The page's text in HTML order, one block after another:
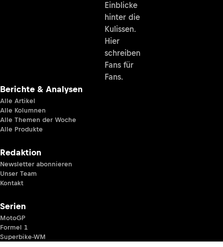
Einblicke
hinter die
Kulissen.
Hier
schreiben
Fans für
Fans.
Berichte & Analysen
Alle Artikel
Alle Kolumnen
Alle Themen der Woche
Alle Produkte
Redaktion
Newsletter abonnieren
Unser Team
Kontakt
Serien
MotoGP
Formel 1
Superbike-WM